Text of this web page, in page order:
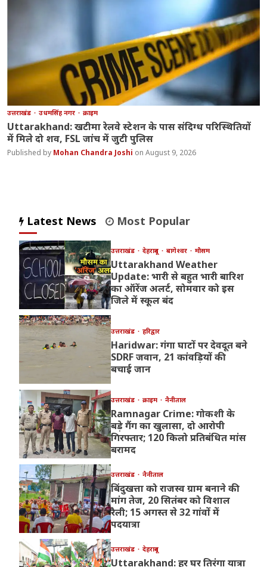
उत्तराखंड उधमसिंह नगर क्राइम
Uttarakhand: खटीमा रेलवे स्टेशन के पास संदिग्ध परिस्थितियों
में मिले दो शव, FSL जांच में जुटी पुलिस
Mohan Chandra Joshi August 9, 2026
Latest News Most Popular
उत्तराखंड देहरादून बागेश्वर मौसम
Uttarakhand Weather
Update: भारी से बहुत भारी बारिश
का ऑरेंज अलर्ट, सोमवार को इस
जिले में स्कूल बंद
उत्तराखंड हरिद्वार
Haridwar: गंगा घाटों पर देवदूत बने
SDRF जवान, 21 कांवड़ियों की
बचाई जान
उत्तराखंड क्राइम नैनीताल
Ramnagar Crime: गोकशी के
बड़े गैंग का खुलासा, दो आरोपी
गिरफ्तार; 120 किलो प्रतिबंधित मांस
बरामद
उत्तराखंड नैनीताल
बिंदुखत्ता को राजस्व ग्राम बनाने की
मांग तेज, 20 सितंबर को विशाल
रैली; 15 अगस्त से 32 गांवों में
पदयात्रा
उत्तराखंड देहरादून
Uttarakhand: हर घर तिरंगा यात्रा